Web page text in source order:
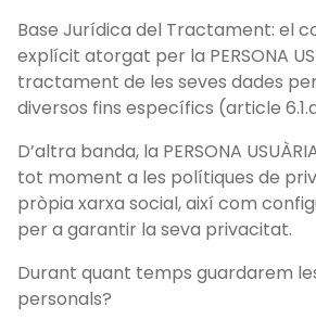
Base Jurídica del Tractament: el
explícit atorgat per la PERSONA
tractament de les seves dades
diversos fins específics (article
D’altra banda, la PERSONA
tot moment a les polítiques de
pròpia xarxa social, així com
per a garantir la seva privacitat.
Durant quant temps guardarem
personals?